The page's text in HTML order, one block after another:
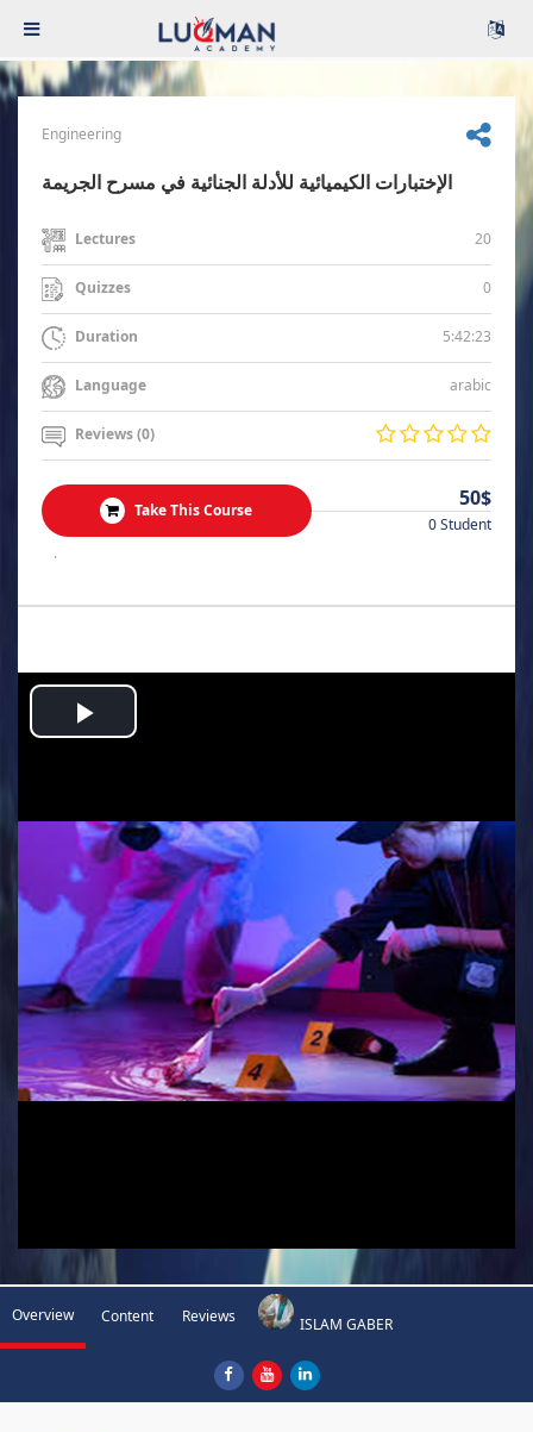
Engineering
الإختبارات الكيميائية للأدلة الجنائية في مسرح الجريمة
Lectures 20
Quizzes 0
Duration 5:42:23
Language arabic
Reviews (0)
Take This Course 50$
0 Student
.
Play
Overview Content Reviews ISLAM GABER